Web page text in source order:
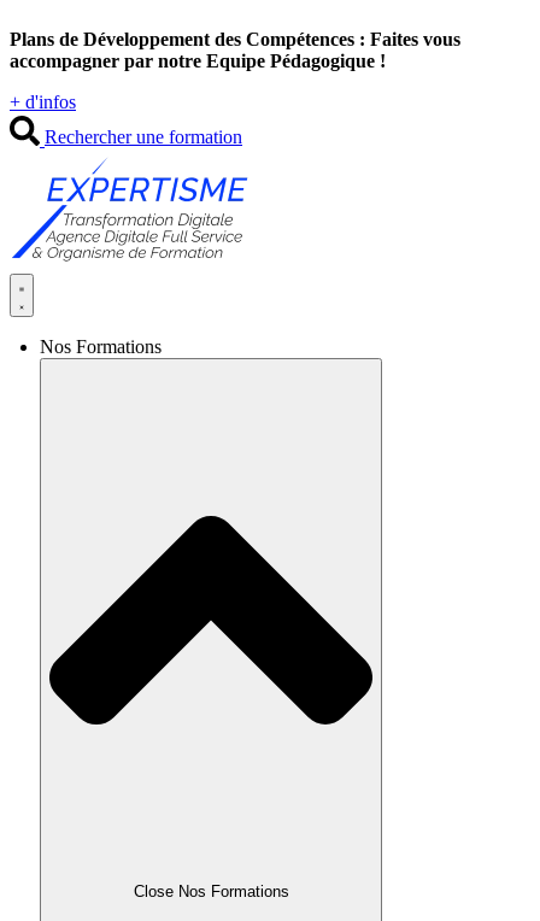
au
contenu
Plans de Développement des Compétences : Faites vous
accompagner par notre Equipe Pédagogique !
+ d'infos
Rechercher une formation
Nos Formations
Close Nos Formations